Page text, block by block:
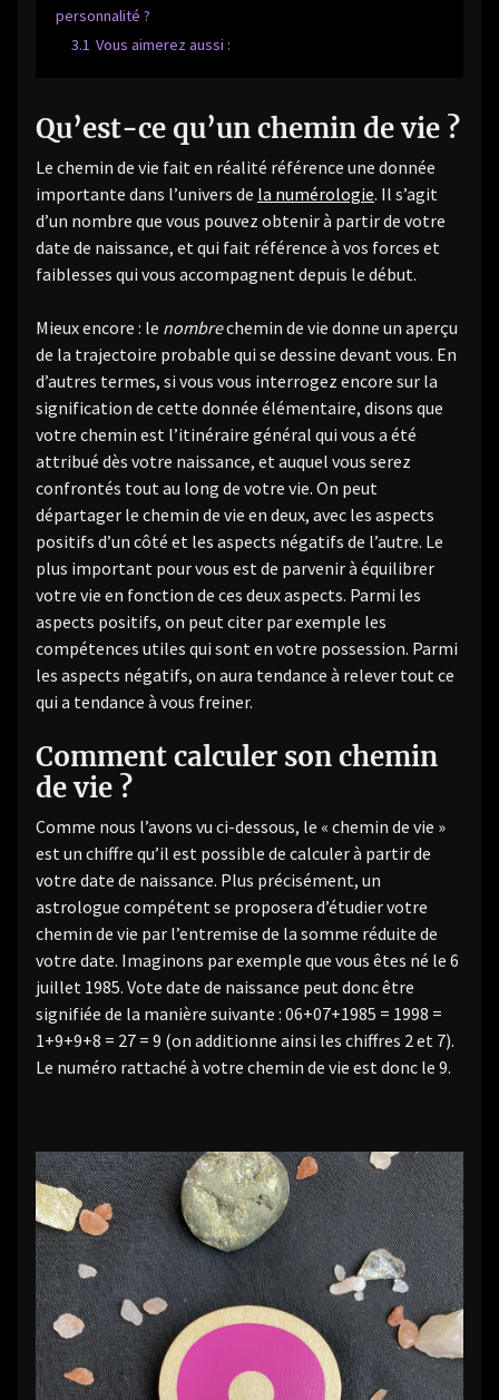
personnalité ?
3.1 Vous aimerez aussi :
Qu’est-ce qu’un chemin de vie ?
Le chemin de vie fait en réalité référence une donnée
importante dans l’univers de la numérologie. Il s’agit
d’un nombre que vous pouvez obtenir à partir de votre
date de naissance, et qui fait référence à vos forces et
faiblesses qui vous accompagnent depuis le début.
Mieux encore : le nombrechemin de vie donne un aperçu
de la trajectoire probable qui se dessine devant vous. En
d’autres termes, si vous vous interrogez encore sur la
signification de cette donnée élémentaire, disons que
votre chemin est l’itinéraire général qui vous a été
attribué dès votre naissance, et auquel vous serez
confrontés tout au long de votre vie. On peut
départager le chemin de vie en deux, avec les aspects
positifs d’un côté et les aspects négatifs de l’autre. Le
plus important pour vous est de parvenir à équilibrer
votre vie en fonction de ces deux aspects. Parmi les
aspects positifs, on peut citer par exemple les
compétences utiles qui sont en votre possession. Parmi
les aspects négatifs, on aura tendance à relever tout ce
qui a tendance à vous freiner.
Comment calculer son chemin
de vie ?
Comme nous l’avons vu ci-dessous, le « chemin de vie »
est un chiffre qu’il est possible de calculer à partir de
votre date de naissance. Plus précisément, un
astrologue compétent se proposera d’étudier votre
chemin de vie par l’entremise de la somme réduite de
votre date. Imaginons par exemple que vous êtes né le 6
juillet 1985. Vote date de naissance peut donc être
signifiée de la manière suivante : 06+07+1985 = 1998 =
1+9+9+8 = 27 = 9 (on additionne ainsi les chiffres 2 et 7).
Le numéro rattaché à votre chemin de vie est donc le 9.